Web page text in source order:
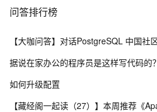
问答排行榜
据说在家办公的程序员是这样写代码的？
如何升级配置